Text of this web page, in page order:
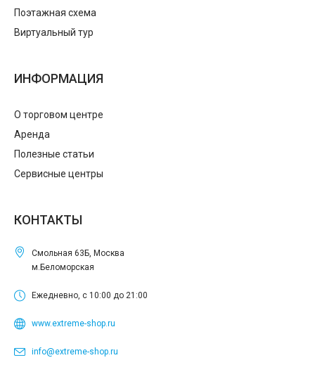
Поэтажная схема
Виртуальный тур
ИНФОРМАЦИЯ
О торговом центре
Аренда
Полезные статьи
Сервисные центры
КОНТАКТЫ
Смольная 63Б, Москва
м.Беломорская
Ежедневно, с 10:00 до 21:00
www.extreme-shop.ru
info@extreme-shop.ru